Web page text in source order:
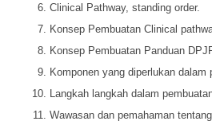
Clinical Pathway, standing order.
Konsep Pembuatan Clinical
Konsep Pembuatan Panduan
Komponen yang diperlukan dalam
Langkah langkah dalam
Wawasan dan pemahaman